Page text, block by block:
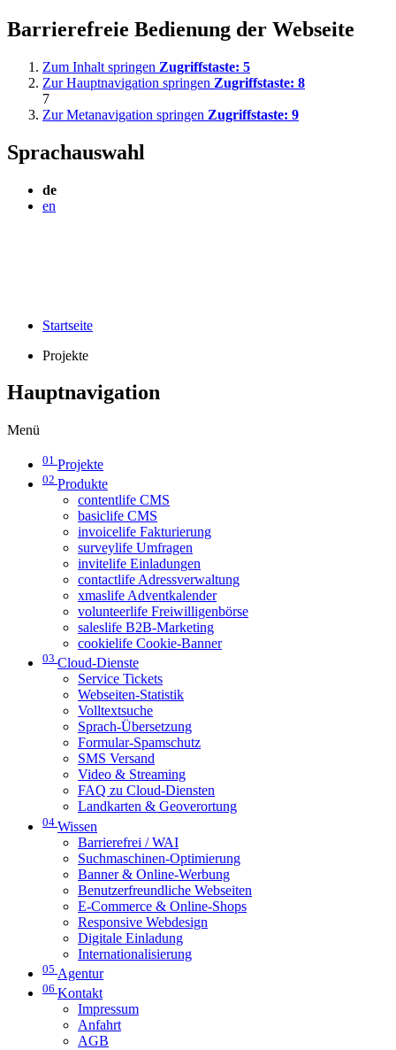
Barrierefreie Bedienung der Webseite
Zum Inhalt springen Zugriffstaste: 5
Zur Hauptnavigation springen Zugriffstaste: 8
7
Zur Metanavigation springen Zugriffstaste: 9
Sprachauswahl
de
en
Startseite
Projekte
Hauptnavigation
Menü
01 Projekte
02 Produkte
contentlife CMS
basiclife CMS
invoicelife Fakturierung
surveylife Umfragen
invitelife Einladungen
contactlife Adressverwaltung
xmaslife Adventkalender
volunteerlife Freiwilligenbörse
saleslife B2B-Marketing
cookielife Cookie-Banner
03 Cloud-Dienste
Service Tickets
Webseiten-Statistik
Volltextsuche
Sprach-Übersetzung
Formular-Spamschutz
SMS Versand
Video & Streaming
FAQ zu Cloud-Diensten
Landkarten & Geoverortung
04 Wissen
Barrierefrei / WAI
Suchmaschinen-Optimierung
Banner & Online-Werbung
Benutzerfreundliche Webseiten
E-Commerce & Online-Shops
Responsive Webdesign
Digitale Einladung
Internationalisierung
05 Agentur
06 Kontakt
Impressum
Anfahrt
AGB